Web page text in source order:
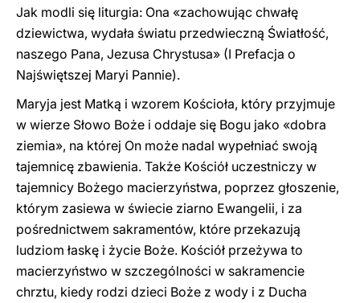
Jak modli się liturgia: Ona «zachowując chwałę
dziewictwa, wydała światu przedwieczną Światłość,
naszego Pana, Jezusa Chrystusa» (I Prefacja o
Najświętszej Maryi Pannie).
Maryja jest Matką i wzorem Kościoła, który przyjmuje
w wierze Słowo Boże i oddaje się Bogu jako «dobra
ziemia», na której On może nadal wypełniać swoją
tajemnicę zbawienia. Także Kościół uczestniczy w
tajemnicy Bożego macierzyństwa, poprzez głoszenie,
którym zasiewa w świecie ziarno Ewangelii, i za
pośrednictwem sakramentów, które przekazują
ludziom łaskę i życie Boże. Kościół przeżywa to
macierzyństwo w szczególności w sakramencie
chrztu, kiedy rodzi dzieci Boże z wody i z Ducha